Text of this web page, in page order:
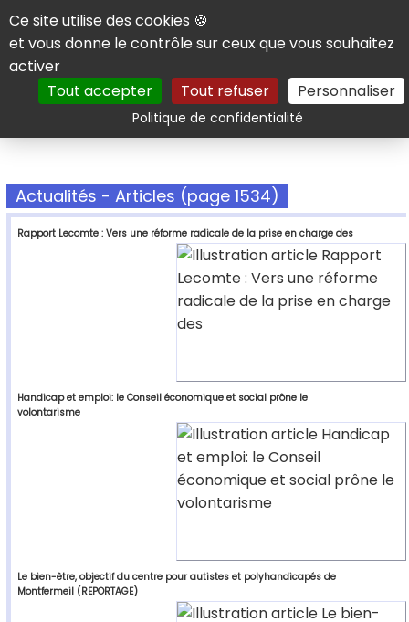
Panneau de gestion des cookies
Ce site utilise des cookies 🍪
et vous donne le contrôle sur ceux que vous souhaitez
activer
Tout accepter
Tout refuser Personnaliser
Politique de confidentialitéRechercher
Actualités - Articles (page 1534)
Rapport Lecomte : Vers une réforme radicale de la prise en charge des
Handicap et emploi: le Conseil économique et social prône le
volontarisme
Le bien-être, objectif du centre pour autistes et polyhandicapés de
Montfermeil (REPORTAGE)